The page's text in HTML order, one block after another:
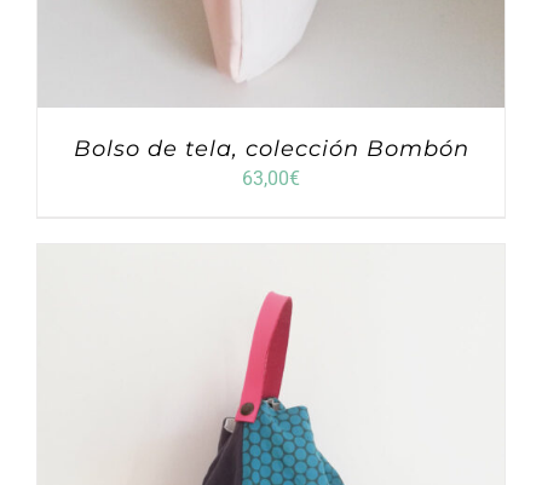
Bolso de tela, colección Bombón
63,00€